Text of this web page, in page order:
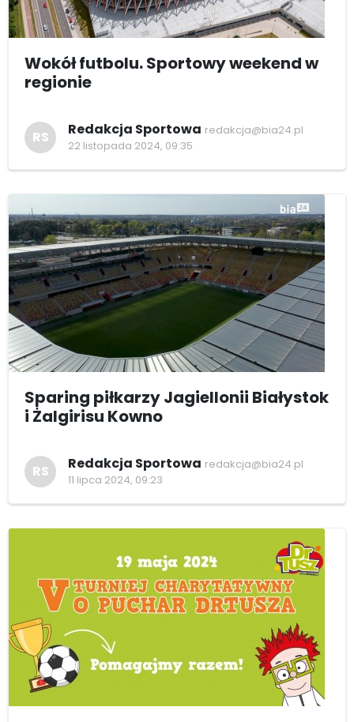
Wokół futbolu. Sportowy weekend w
regionie
RS Redakcja Sportowa redakcja@bia24.pl
22 listopada 2024, 09:35
Sparing piłkarzy Jagiellonii Białystok
i Żalgirisu Kowno
RS Redakcja Sportowa redakcja@bia24.pl
11 lipca 2024, 09:23